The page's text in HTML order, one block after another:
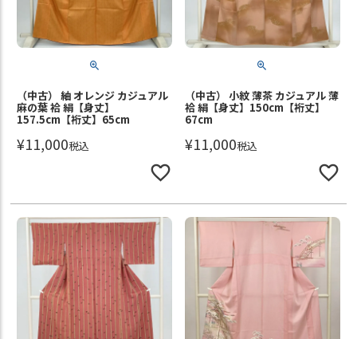
（中古） 紬 オレンジ カジュアル
麻の葉 袷 絹【身丈】
157.5cm【裄丈】65cm
¥11,000税込
（中古） 小紋 薄茶 カジュアル 薄
袷 絹【身丈】150cm【裄丈】
67cm
¥11,000税込